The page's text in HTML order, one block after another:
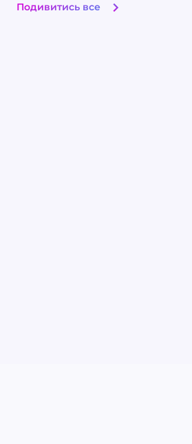
контексті арбітражу 1win Partners
Подивитись все